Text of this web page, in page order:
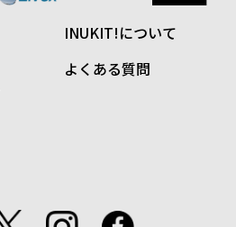
INUKIT!について
よくある質問